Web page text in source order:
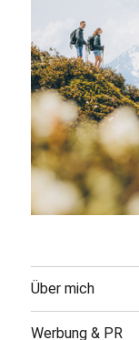
Über mich
Werbung & PR